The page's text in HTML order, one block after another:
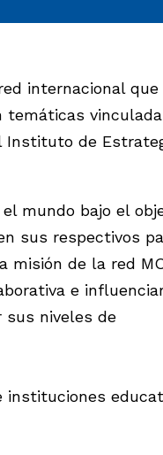
internacional
temáticas
Instituto de
mundo bajo el
sus respectivos
misión de la red
e
sus niveles de
instituciones